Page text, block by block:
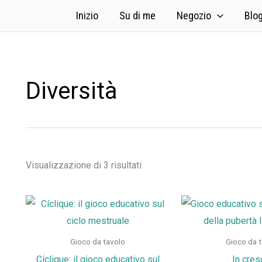
Inizio Su di me Negozio
Diversità
Visualizzazione di 3 risultati
Gioco da tavolo
Cíclique: il gioco educativo sul
Gioco da
In